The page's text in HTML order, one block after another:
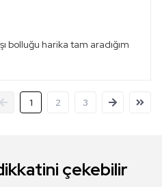
bolluğu harika tam aradığım
1 2 3
çekebilir